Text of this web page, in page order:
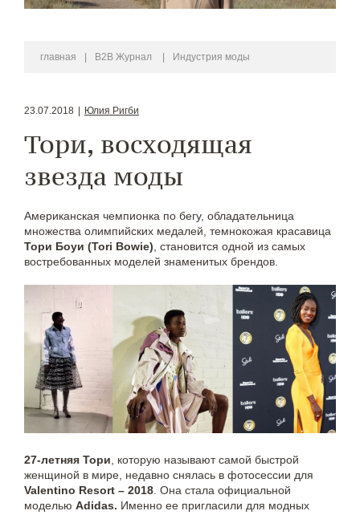
главная B2B Журнал Индустрия моды
23.07.2018 Юлия Ригби
Тори, восходящая
звезда моды
Американская чемпионка по бегу, обладательница
множества олимпийских медалей, темнокожая красавица
Тори Боуи (Tori Bowie) , становится одной из самых
востребованных моделей знаменитых брендов.
27-летняя Тори, которую называют самой быстрой
женщиной в мире, недавно снялась в фотосессии для
Valentino Resort – 2018. Она стала официальной
моделью Adidas. Именно ее пригласили для модных